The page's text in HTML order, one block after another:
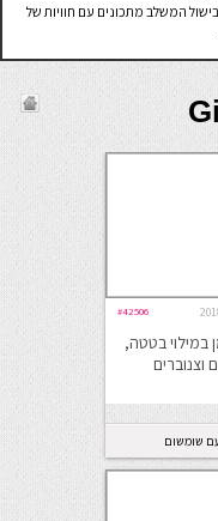
המשלב מתכונים עם חוויות של
#42506
במילוי בטטה,
וצנוברים
שומשום